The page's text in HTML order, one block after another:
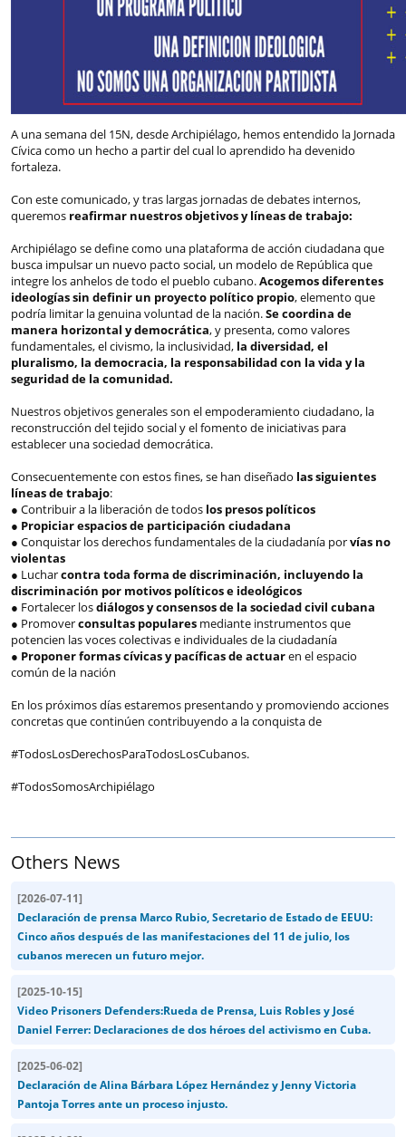
A una semana del 15N, desde Archipiélago, hemos entendido la Jornada
Cívica como un hecho a partir del cual lo aprendido ha devenido
fortaleza.
Con este comunicado, y tras largas jornadas de debates internos,
queremos reafirmar nuestros objetivos y líneas de trabajo:
Archipiélago se define como una plataforma de acción ciudadana que
busca impulsar un nuevo pacto social, un modelo de República que
integre los anhelos de todo el pueblo cubano.Acogemos diferentes
ideologías sin definir un proyecto político propio, elemento que
podría limitar la genuina voluntad de la nación.Se coordina de
manera horizontal y democrática, y presenta, como valores
fundamentales, el civismo, la inclusividad, la diversidad, el
pluralismo, la democracia, la responsabilidad con la vida y la
seguridad de la comunidad.
Nuestros objetivos generales son el empoderamiento ciudadano, la
reconstrucción del tejido social y el fomento de iniciativas para
establecer una sociedad democrática.
Consecuentemente con estos fines, se han diseñado las siguientes
líneas de trabajo:
● Contribuir a la liberación de todos los presos políticos
● Propiciar espacios de participación ciudadana
● Conquistar los derechos fundamentales de la ciudadanía porvías no
violentas
● Lucharcontra toda forma de discriminación, incluyendo la
discriminación por motivos políticos e ideológicos
● Fortalecer losdiálogos y consensos de la sociedad civil cubana
● Promoverconsultas populares mediante instrumentos que
potencien las voces colectivas e individuales de la ciudadanía
● Proponer formas cívicas y pacíficas de actuaren el espacio
común de la nación
En los próximos días estaremos presentando y promoviendo acciones
concretas que continúen contribuyendo a la conquista de
#TodosLosDerechosParaTodosLosCubanos.
#TodosSomosArchipiélago
Others News
[2026-07-11]
Declaración de prensa Marco Rubio, Secretario de Estado de EEUU:
Cinco años después de las manifestaciones del 11 de julio, los
cubanos merecen un futuro mejor.
[2025-10-15]
Video Prisoners Defenders:Rueda de Prensa, Luis Robles y José
Daniel Ferrer: Declaraciones de dos héroes del activismo en Cuba.
[2025-06-02]
Declaración de Alina Bárbara López Hernández y Jenny Victoria
Pantoja Torres ante un proceso injusto.